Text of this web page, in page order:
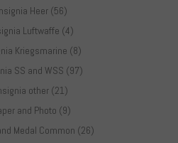
Heer (56)
Luftwaffe (4)
Kriegsmarine (8)
SS and WSS (97)
other (21)
and Photo (9)
Medal Common (26)